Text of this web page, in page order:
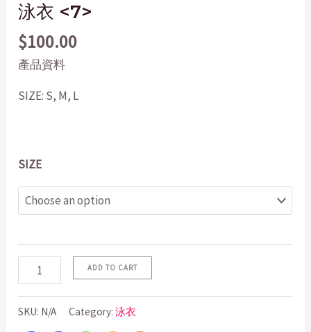
泳衣 <7>
$100.00
產品資料
SIZE: S, M, L
SIZE
ADD TO CART
SKU: N/A Category:泳衣